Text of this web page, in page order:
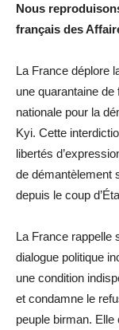
Nous
français des
La France déplore
une quarantaine
nationale pour la
Kyi. Cette
libertés
de démantèlement
depuis le coup
La France rappelle
dialogue politique
une condition
et condamne le
peuple birman.